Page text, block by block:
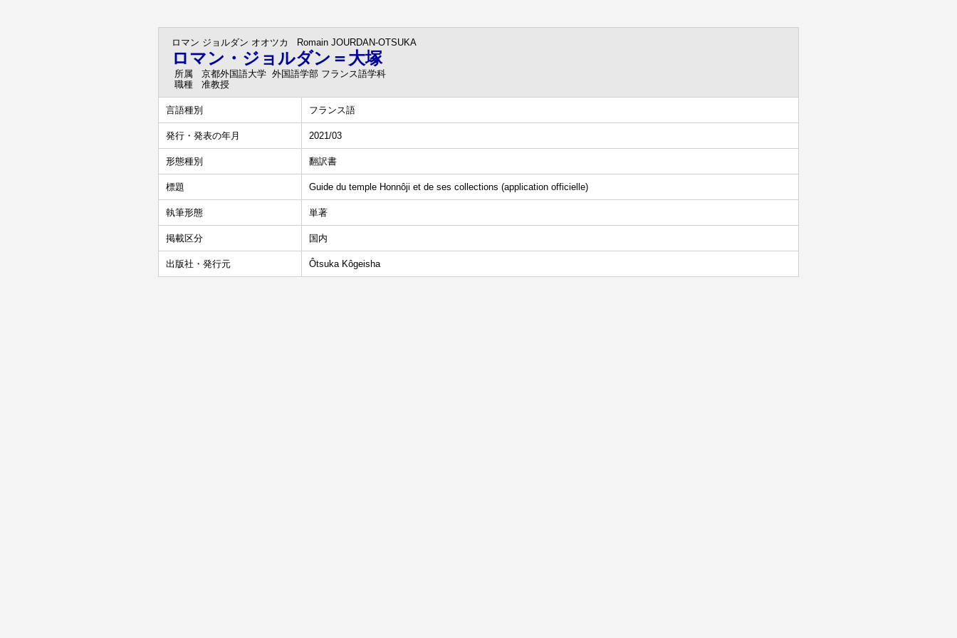
ロマン ジョルダン オオツカ Romain JOURDAN-OTSUKA
ロマン・ジョルダン＝大塚
所属
京都外国語大学 外国語学部 フランス語学科
職種
准教授
言語種別 フランス語
発行・発表の年月 2021/03
形態種別 翻訳書
標題 Guide du temple Honnôji et de ses collections (application officielle)
執筆形態 単著
掲載区分 国内
出版社・発行元 Ôtsuka Kôgeisha